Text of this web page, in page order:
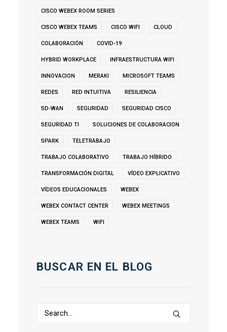
CISCO WEBEX ROOM SERIES
CISCO WEBEX TEAMS CISCO WIFI CLOUD
COLABORACIÓN COVID-19
HYBRID WORKPLACE INFRAESTRUCTURA WIFI
INNOVACION MERAKI MICROSOFT TEAMS
REDES RED INTUITIVA RESILIENCIA
SD-WAN SEGURIDAD SEGURIDAD CISCO
SEGURIDAD TI SOLUCIONES DE COLABORACION
SPARK TELETRABAJO
TRABAJO COLABORATIVO TRABAJO HÍBRIDO
TRANSFORMACIÓN DIGITAL VÍDEO EXPLICATIVO
VÍDEOS EDUCACIONALES WEBEX
WEBEX CONTACT CENTER WEBEX MEETINGS
WEBEX TEAMS WIFI
BUSCAR EN EL BLOG